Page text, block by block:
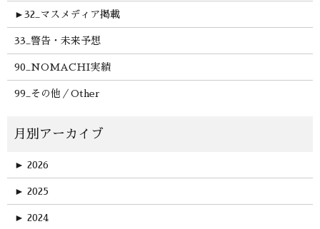
► 32_マスメディア掲載
33_警告・未来予想
90_NOMACHI実績
99_その他／Other
► 2026
► 2025
► 2024